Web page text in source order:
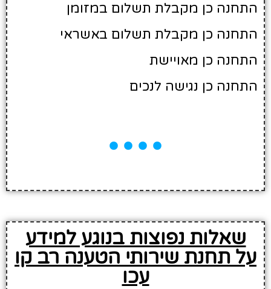
התחנה כן מקבלת תשלום במזומן
התחנה כן מקבלת תשלום באשראי
התחנה כן מאויישת
התחנה כן נגישה לנכים
שאלות נפוצות בנוגע למידע
על תחנת שירותי הטענה רב קו
עכו